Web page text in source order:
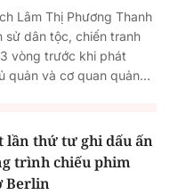
Lâm Thị Phương Thanh
sử dân tộc, chiến tranh
vòng trước khi phát
quản và cơ quan quản...
lần thứ tư ghi dấu ấn
trình chiếu phim
Berlin